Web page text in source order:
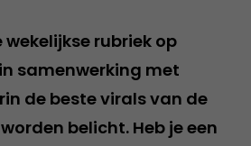
rubriek op
samenwerking met
de beste virals van de
belicht. Heb je een